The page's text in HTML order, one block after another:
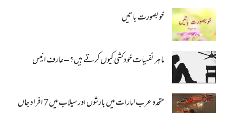
خوبصورت باتیں
ماہر نفسیات خودکشی کیوں کرتے ہیں؟ – عارف انیس
متحدہ عرب امارات میں بارشوں اور سیلاب میں 7 افراد جاں